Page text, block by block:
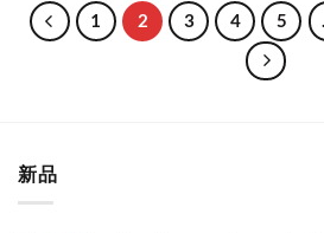
1 2 3 4 5
新品